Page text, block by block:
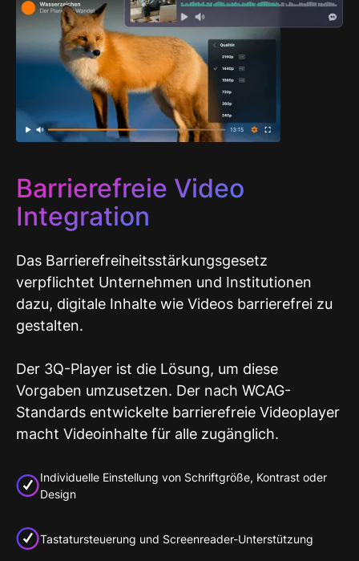
Barrierefreie Video
Integration
Das Barrierefreiheitsstärkungsgesetz
verpflichtet Unternehmen und Institutionen
dazu, digitale Inhalte wie Videos barrierefrei zu
gestalten.
Der 3Q-Player ist die Lösung, um diese
Vorgaben umzusetzen. Der nach WCAG-
Standards entwickelte barrierefreie Videoplayer
macht Videoinhalte für alle zugänglich.
Individuelle Einstellung von Schriftgröße, Kontrast oder
Design
Tastatursteuerung und Screenreader-Unterstützung